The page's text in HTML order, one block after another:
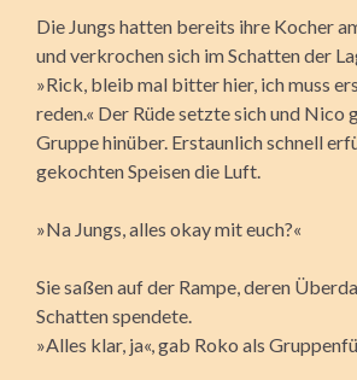
Die Jungs hatten bereits ihre Kocher
und verkrochen sich im Schatten der
»Rick, bleib mal bitter hier, ich muss
reden.« Der Rüde setzte sich und Nico
Gruppe hinüber. Erstaunlich schnell
gekochten Speisen die Luft.
»Na Jungs, alles okay mit euch?«
Sie saßen auf der Rampe, deren
Schatten spendete.
»Alles klar, ja«, gab Roko als